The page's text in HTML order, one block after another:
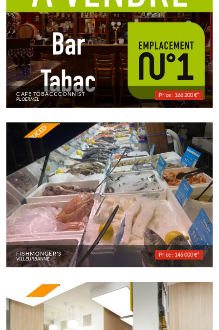
CAFÉ TOBACCCONNIST
PLOERMEL
Price : 166 200 €*
FISHMONGER’S
VILLEURBANNE
Price : 145 000 €*